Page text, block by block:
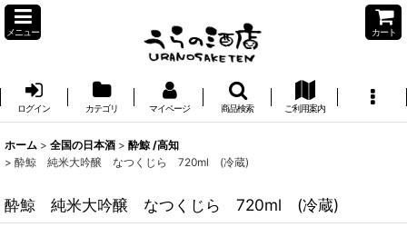
メニュー カート
ログイン カテゴリ マイページ 商品検索 ご利用案内
ホーム > 全国の日本酒 > 酔鯨 /高知
> 酔鯨 純米大吟醸 なつくじら 720ml (冷蔵)
酔鯨 純米大吟醸 なつくじら 720ml (冷蔵)